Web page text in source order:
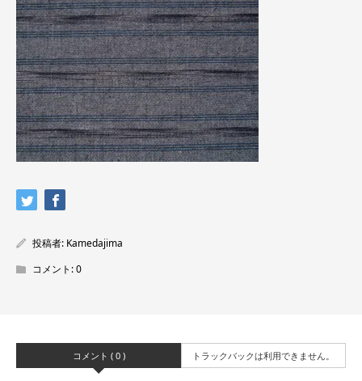
投稿者: Kamedajima
コメント:0
コメント ( 0 ) トラックバックは利用できません。